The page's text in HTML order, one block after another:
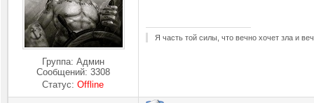
Группа: Админ
Сообщений: 3308
Статус:Offline
Я часть той силы, что вечно хочет зла и